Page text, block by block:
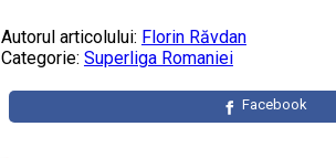
Autorul articolului: Florin Răvdan
Categorie: Superliga Romaniei
Facebook